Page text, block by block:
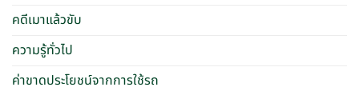
คดีเมาแล้วขับ
ความรู้ทั่วไป
ค่าขาดประโยชน์จากการใช้รถ